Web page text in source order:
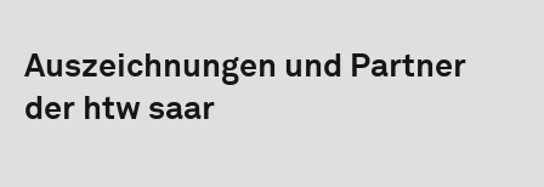
Auszeichnungen und Partner
der htw saar